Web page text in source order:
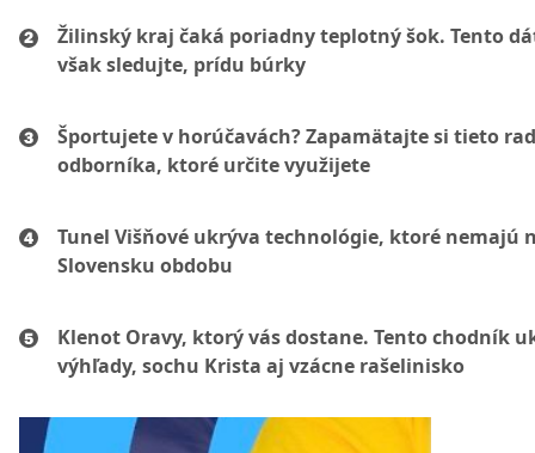
Žilinský kraj čaká poriadny teplotný šok. Tento
však sledujte, prídu búrky
Športujete v horúčavách? Zapamätajte si tieto
odborníka, ktoré určite využijete
Tunel Višňové ukrýva technológie, ktoré nemajú
Slovensku obdobu
Klenot Oravy, ktorý vás dostane. Tento chodník
výhľady, sochu Krista aj vzácne rašelinisko